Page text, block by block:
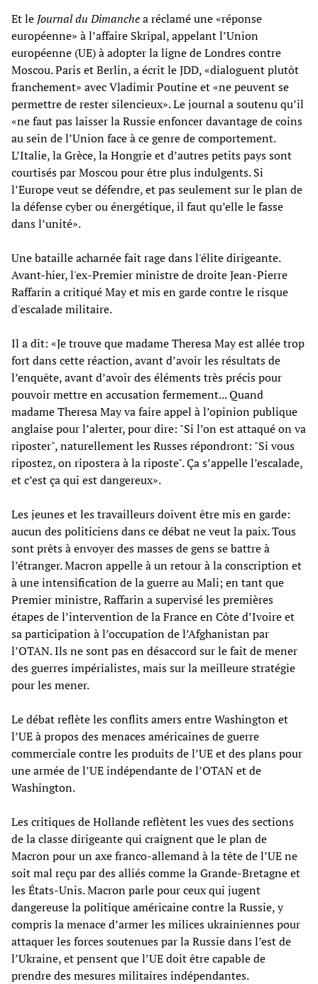
Et le Journal du Dimanchea réclamé une «réponse
européenne» à l’affaire Skripal, appelant l’Union
européenne (UE) à adopter la ligne de Londres contre
Moscou. Paris et Berlin, a écrit le JDD, «dialoguent plutôt
franchement» avec Vladimir Poutine et «ne peuvent se
permettre de rester silencieux». Le journal a soutenu qu’il
«ne faut pas laisser la Russie enfoncer davantage de coins
au sein de l’Union face à ce genre de comportement.
L’Italie, la Grèce, la Hongrie et d’autres petits pays sont
courtisés par Moscou pour être plus indulgents. Si
l’Europe veut se défendre, et pas seulement sur le plan de
la défense cyber ou énergétique, il faut qu’elle le fasse
dans l’unité».
Une bataille acharnée fait rage dans l'élite dirigeante.
Avant-hier, l'ex-Premier ministre de droite Jean-Pierre
Raffarin a critiqué May et mis en garde contre le risque
d'escalade militaire.
Il a dit: «Je trouve que madame Theresa May est allée trop
fort dans cette réaction, avant d’avoir les résultats de
l’enquête, avant d’avoir des éléments très précis pour
pouvoir mettre en accusation fermement... Quand
madame Theresa May va faire appel à l’opinion publique
anglaise pour l’alerter, pour dire: "Si l’on est attaqué on va
riposter", naturellement les Russes répondront: "Si vous
ripostez, on ripostera à la riposte". Ça s’appelle l’escalade,
et c’est ça qui est dangereux».
Les jeunes et les travailleurs doivent être mis en garde:
aucun des politiciens dans ce débat ne veut la paix. Tous
sont prêts à envoyer des masses de gens se battre à
l’étranger. Macron appelle à un retour à la conscription et
à une intensification de la guerre au Mali; en tant que
Premier ministre, Raffarin a supervisé les premières
étapes de l’intervention de la France en Côte d’Ivoire et
sa participation à l’occupation de l’Afghanistan par
l’OTAN. Ils ne sont pas en désaccord sur le fait de mener
des guerres impérialistes, mais sur la meilleure stratégie
pour les mener.
Le débat reflète les conflits amers entre Washington et
l’UE à propos des menaces américaines de guerre
commerciale contre les produits de l’UE et des plans pour
une armée de l’UE indépendante de l’OTAN et de
Washington.
Les critiques de Hollande reflètent les vues des sections
de la classe dirigeante qui craignent que le plan de
Macron pour un axe franco-allemand à la tête de l’UE ne
soit mal reçu par des alliés comme la Grande-Bretagne et
les États-Unis. Macron parle pour ceux qui jugent
dangereuse la politique américaine contre la Russie, y
compris la menace d’armer les milices ukrainiennes pour
attaquer les forces soutenues par la Russie dans l’est de
l’Ukraine, et pensent que l’UE doit être capable de
prendre des mesures militaires indépendantes.